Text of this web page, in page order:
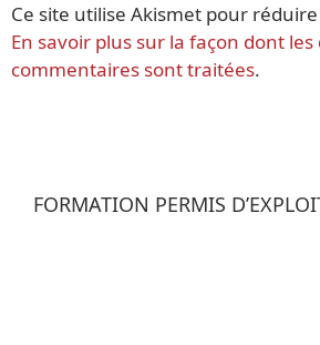
Ce site utilise Akismet pour
En savoir plus sur la façon dont
commentaires sont traitées.
FORMATION PERMIS